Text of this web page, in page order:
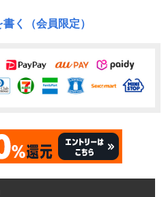
く（会員限定）